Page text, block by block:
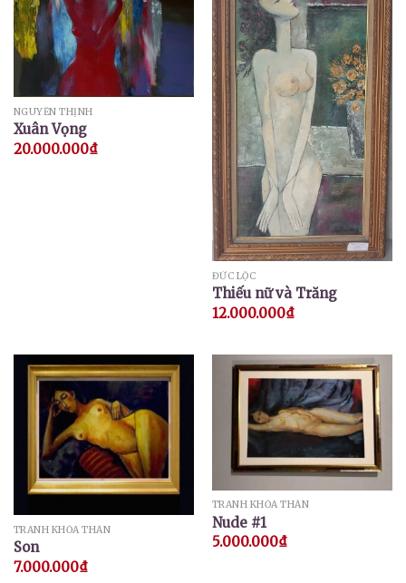
NGUYỄN THỊNH
Xuân Vọng
20.000.000₫
ĐỨC LỘC
Thiếu nữ và Trăng
12.000.000₫
TRANH KHỎA THÂN
Son
7.000.000₫
TRANH KHỎA THÂN
Nude #1
5.000.000₫